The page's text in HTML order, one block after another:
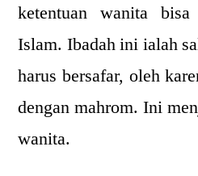
ketentuan wanita
Islam. Ibadah ini ialah
harus bersafar, oleh
dengan mahrom. Ini
wanita.